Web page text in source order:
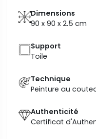
Dimensions
90 x 90 x 2.5 cm
Support
Toile
Technique
Peinture au
Authenticité
Certificat